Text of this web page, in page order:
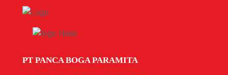
PT PANCA BOGA PARAMITA